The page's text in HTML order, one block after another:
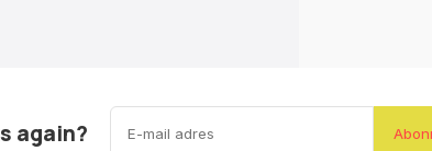
again?